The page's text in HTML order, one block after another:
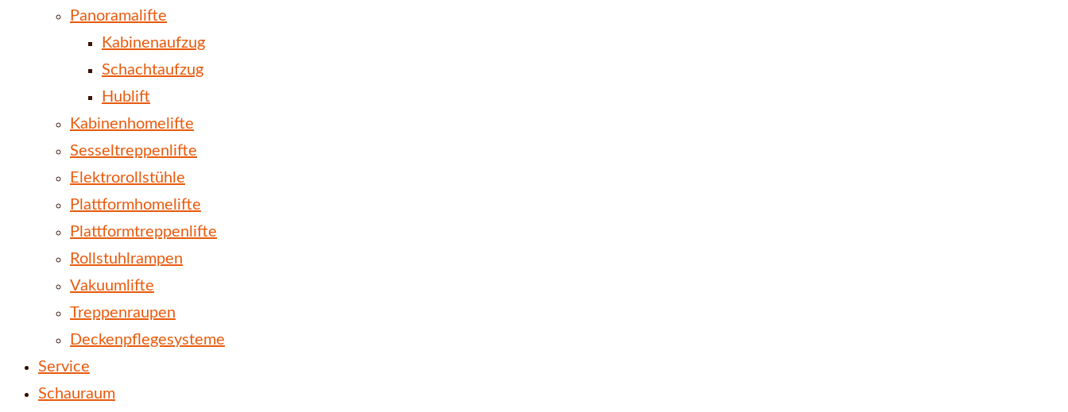
Panoramalifte
Kabinenaufzug
Schachtaufzug
Hublift
Kabinenhomelifte
Sesseltreppenlifte
Elektrorollstühle
Plattformhomelifte
Plattformtreppenlifte
Rollstuhlrampen
Vakuumlifte
Treppenraupen
Deckenpflegesysteme
Service
Schauraum